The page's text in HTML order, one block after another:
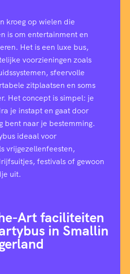
kroeg op wielen die
is om entertainment en
Het is een luxe bus,
voorzieningen zoals
sfeervolle
zitplaatsen en soms
Het concept is simpel: je
je instapt en gaat door
bent naar je bestemming.
ideaal voor
vrijgezellenfeesten,
festivals of gewoon
uit.
Art faciliteiten
in Smallin